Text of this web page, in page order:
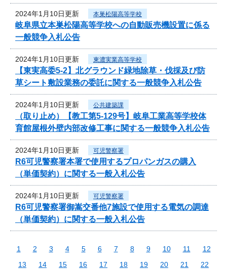
2024年1月10日更新 本巣松陽高等学校
岐阜県立本巣松陽高等学校への自動販売機設置に係る
一般競争入札公告
2024年1月10日更新 東濃実業高等学校
【東実高委5-2】北グラウンド緑地除草・伐採及び防
草シート敷設業務の委託に関する一般競争入札公告
2024年1月10日更新 公共建築課
（取り止め）【教工第5-129号】岐阜工業高等学校体
育館屋根外壁内部改修工事に関する一般競争入札公告
2024年1月10日更新 可児警察署
R6可児警察署本署で使用するプロパンガスの購入
（単価契約）に関する一般入札公告
2024年1月10日更新 可児警察署
R6可児警察署御嵩交番他7施設で使用する電気の調達
（単価契約）に関する一般入札公告
1 2 3 4 5 6 7 8 9 10 11
12
13
14 15 16 17 18 19 20 21
22